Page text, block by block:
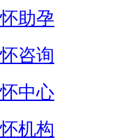
助孕
咨询
中心
机构